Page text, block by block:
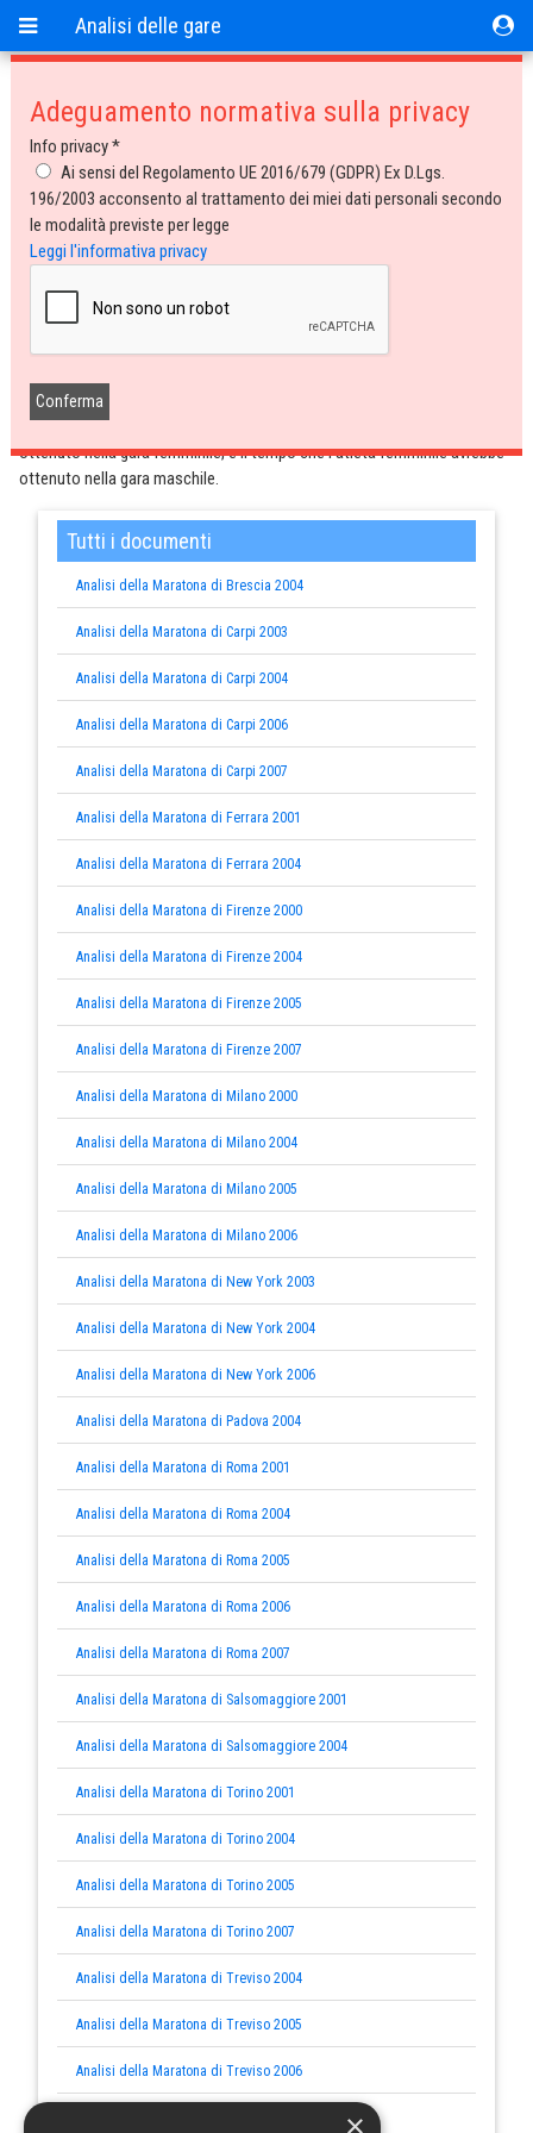
Analisi delle gare
Analisi delle gare
08/09/2007
Tempo di trasposizione
Tempo di trasposizione
Il tempo di trasposizione è un termine da me "inventato" per indicare un
nuovo indice molto utile per analizzare la "qualità" delle prestazioni
femminile e maschile di una gara. Mi consente di verificare il rendimento
distanza (il dato sarà quindi una percentuale). Successivamente utilizzo
tale percentuale per calcolare il tempo che l'atleta maschile avrebbe
ottenuto nella gara femminile, e il tempo che l'atleta femminile avrebbe
ottenuto nella gara maschile.
Tutti i documenti
Analisi della Maratona di Brescia 2004
Analisi della Maratona di Carpi 2003
Analisi della Maratona di Carpi 2004
Analisi della Maratona di Carpi 2006
Analisi della Maratona di Carpi 2007
Analisi della Maratona di Ferrara 2001
Analisi della Maratona di Ferrara 2004
Analisi della Maratona di Firenze 2000
Analisi della Maratona di Firenze 2004
Analisi della Maratona di Firenze 2005
Analisi della Maratona di Firenze 2007
Analisi della Maratona di Milano 2000
Analisi della Maratona di Milano 2004
Analisi della Maratona di Milano 2005
Analisi della Maratona di Milano 2006
Analisi della Maratona di New York 2003
Analisi della Maratona di New York 2004
Analisi della Maratona di New York 2006
Analisi della Maratona di Padova 2004
Analisi della Maratona di Roma 2001
Analisi della Maratona di Roma 2004
Analisi della Maratona di Roma 2005
Analisi della Maratona di Roma 2006
Analisi della Maratona di Roma 2007
Analisi della Maratona di Salsomaggiore 2001
Analisi della Maratona di Salsomaggiore 2004
Analisi della Maratona di Torino 2001
Analisi della Maratona di Torino 2004
Analisi della Maratona di Torino 2005
Analisi della Maratona di Torino 2007
Analisi della Maratona di Treviso 2004
Analisi della Maratona di Treviso 2005
Analisi della Maratona di Treviso 2006
Adeguamento normativa sulla privacy
Info privacy *
Ai sensi del Regolamento UE 2016/679 (GDPR) Ex D.Lgs.
196/2003 acconsento al trattamento dei miei dati personali secondo
le modalità previste per legge
Leggi l'informativa privacy